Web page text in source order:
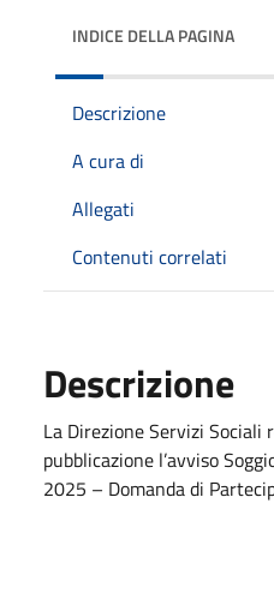
INDICE DELLA PAGINA
Descrizione
A cura di
Allegati
Contenuti correlati
Descrizione
La Direzione Servizi Sociali
pubblicazione l’avviso
2025 – Domanda di